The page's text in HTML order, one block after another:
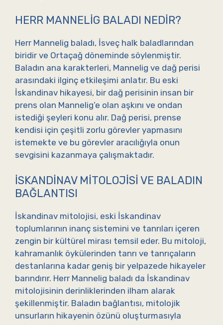
HERR MANNELIG BALADI NEDIR?
Herr Mannelig baladı, İsveç halk baladlarından
biridir ve Ortaçağ döneminde söylenmiştir.
Baladın ana karakterleri, Mannelig ve dağ perisi
arasındaki ilginç etkileşimi anlatır. Bu eski
İskandinav hikayesi, bir dağ perisinin insan bir
prens olan Mannelig’e olan aşkını ve ondan
istediği şeyleri konu alır. Dağ perisi, prense
kendisi için çeşitli zorlu görevler yapmasını
istemekte ve bu görevler aracılığıyla onun
sevgisini kazanmaya çalışmaktadır.
İSKANDINAV MITOLOJISI VE BALADIN
BAĞLANTISI
İskandinav mitolojisi, eski İskandinav
toplumlarının inanç sistemini ve tanrıları içeren
zengin bir kültürel mirası temsil eder. Bu mitoloji,
kahramanlık öykülerinden tanrı ve tanrıçaların
destanlarına kadar geniş bir yelpazede hikayeler
barındırır. Herr Mannelig baladı da İskandinav
mitolojisinin derinliklerinden ilham alarak
şekillenmiştir. Baladın bağlantısı, mitolojik
unsurların hikayenin özünü oluşturmasıyla